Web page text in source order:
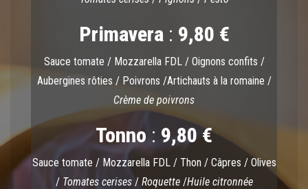
Primavera: 9,80 €
Sauce tomate / Mozzarella FDL / Oignons confits /
Aubergines rôties / Poivrons /Artichauts à la romaine /
Crème de poivrons
Tonno : 9,80 €
Sauce tomate / Mozzarella FDL / Thon / Câpres / Olives
/ Tomates cerises/ Roquette/Huile citronnée